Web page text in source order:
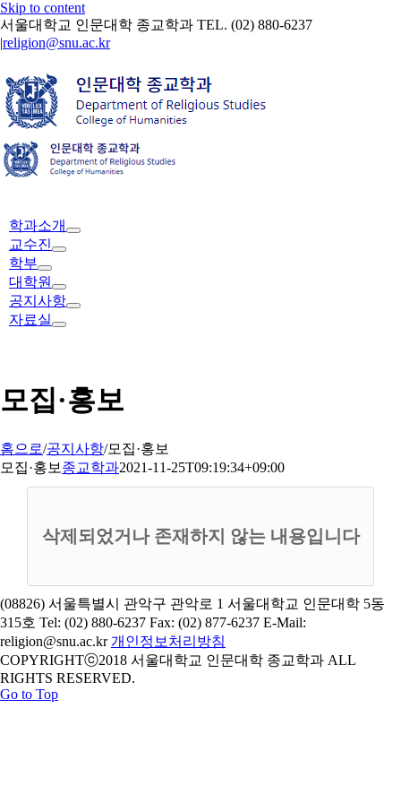
Skip to content
서울대학교 인문대학 종교학과 TEL. (02) 880-6237
|religion@snu.ac.kr
학과소개
교수진
학부
대학원
공지사항
자료실
모집·홍보
홈으로/공지사항/모집·홍보
모집·홍보 종교학과2021-11-25T09:19:34+09:00
삭제되었거나 존재하지 않는 내용입니다
(08826) 서울특별시 관악구 관악로 1 서울대학교 인문대학 5동
315호 Tel: (02) 880-6237 Fax: (02) 877-6237 E-Mail:
religion@snu.ac.kr개인정보처리방침
COPYRIGHTⓒ2018 서울대학교 인문대학 종교학과 ALL
RIGHTS RESERVED.
Go to Top